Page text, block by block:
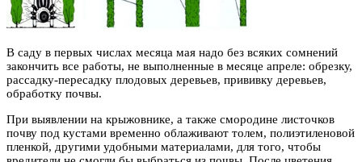
В саду в первых числах месяца мая надо без всяких сомнений
закончить все работы, не выполненные в месяце апреле: обрезку,
рассадку-пересадку плодовых деревьев, прививку деревьев,
обработку почвы.
При выявлении на крыжовнике, а также смородине листочков
почву под кустами временно облаживают толем, полиэтиленовой
пленкой, другими удобными материалами, для того, чтобы